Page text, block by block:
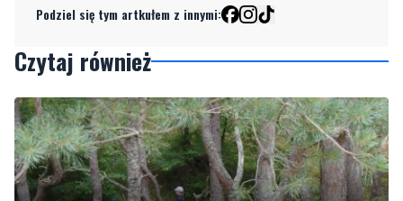
Podziel się tym artkułem z innymi:
Czytaj również